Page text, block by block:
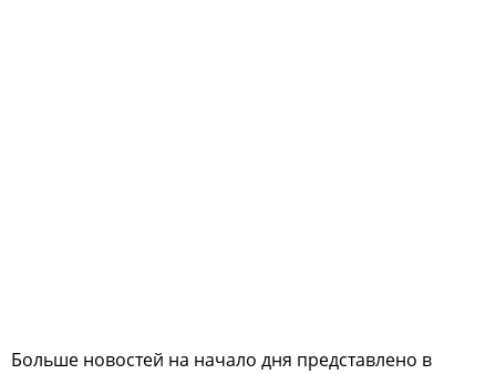
Больше новостей на начало дня представлено в